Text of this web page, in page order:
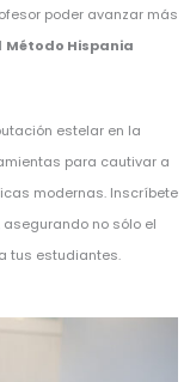
poder avanzar más
Método Hispania
estelar en la
para cautivar a
modernas. Inscríbete
no sólo el
tus estudiantes.